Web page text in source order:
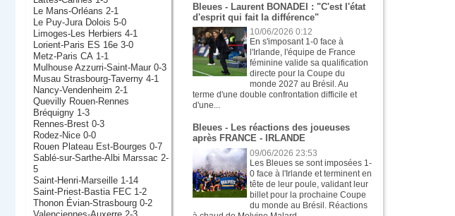
Le Mans-Orléans 2-1
Le Puy-Jura Dolois 5-0
Limoges-Les Herbiers 4-1
Lorient-Paris ES 16e 3-0
Metz-Paris CA 1-1
Mulhouse Azzurri-Saint-Maur 0-3
Musau Strasbourg-Taverny 4-1
Nancy-Vendenheim 2-1
Quevilly Rouen-Rennes
Bréquigny 1-3
Rennes-Brest 0-3
Rodez-Nice 0-0
Rouen Plateau Est-Bourges 0-7
Sablé-sur-Sarthe-Albi Marssac 2-
5
Saint-Henri-Marseille 1-14
Saint-Priest-Bastia FEC 1-2
Thonon Évian-Strasbourg 0-2
Bleues - Laurent BONADEI : "C'est l'état
d'esprit qui fait la différence"
10/06/2026 0:12
En s'imposant 1-0 face à
l'Irlande, l'équipe de France
féminine valide sa qualification
directe pour la Coupe du
monde 2027 au Brésil. Au
terme d'une double confrontation difficile et
d'une...
Bleues - Les réactions des joueuses
après FRANCE - IRLANDE
09/06/2026 23:53
Les Bleues se sont imposées 1-
0 face à l'Irlande et terminent en
tête de leur poule, validant leur
billet pour la prochaine Coupe
du monde au Brésil. Réactions